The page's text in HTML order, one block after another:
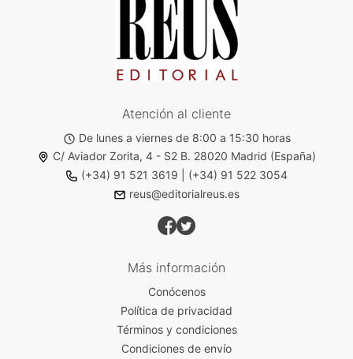
Atención al cliente
De lunes a viernes de 8:00 a 15:30 horas
C/ Aviador Zorita, 4 - S2 B. 28020 Madrid (España)
(+34) 91 521 3619
(+34) 91 522 3054
reus@editorialreus.es
Más información
Conócenos
Política de privacidad
Términos y condiciones
Condiciones de envío